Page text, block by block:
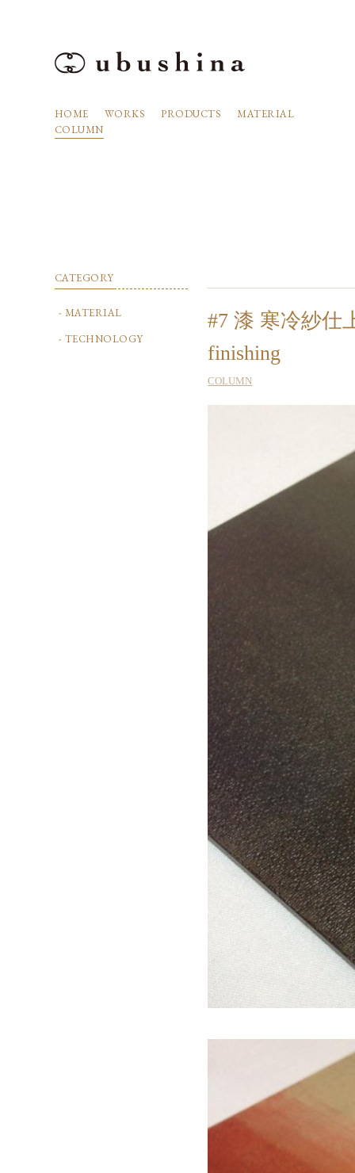
HOME WORKS PRODUCTS
MATERIAL
COLUMN
CATEGORY
MATERIAL
TECHNOLOGY
#7 漆 寒冷紗仕
finishing
COLUMN